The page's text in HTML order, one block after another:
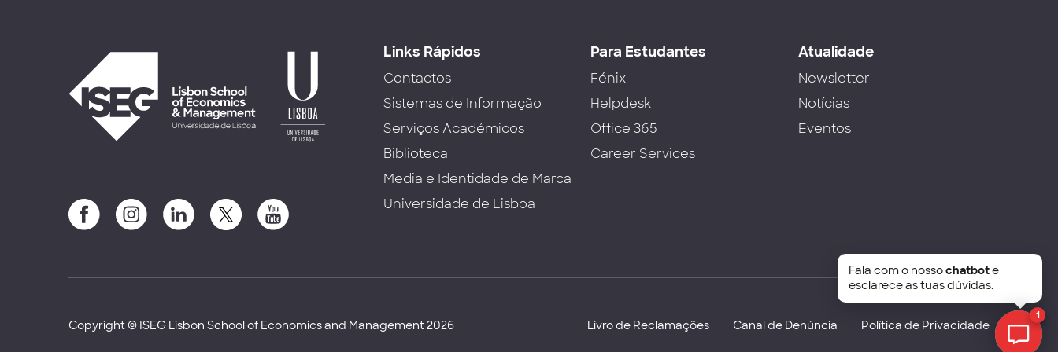
Links Rápidos
Contactos
Sistemas de Informação
Serviços Académicos
Biblioteca
Media e Identidade de Marca
Universidade de Lisboa
Para Estudantes
Fénix
Helpdesk
Office 365
Career Services
Atualidade
Newsletter
Notícias
Eventos
Copyright © ISEG Lisbon School of Economics and Management 2026 Livro de Reclamações Canal de Denúncia Política de Privacidade
1
Fala com o nossochatbote
esclarece as tuas dúvidas.